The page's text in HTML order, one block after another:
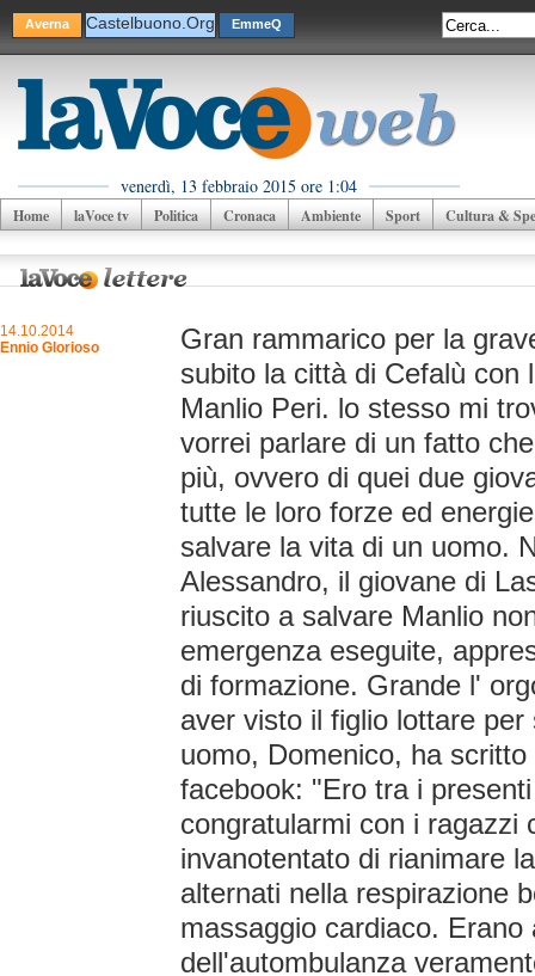
Averna Castelbuono.Org EmmeQ
venerdì, 13 febbraio 2015 ore 1:04
Home laVoce tv Politica Cronaca Ambiente Sport Cultura &
14.10.2014
Ennio Glorioso
Gran rammarico per la
subito la città di Cefalù con
Manlio Peri. lo stesso mi
vorrei parlare di un fatto
più, ovvero di quei due
tutte le loro forze ed
salvare la vita di un uomo.
Alessandro, il giovane di
riuscito a salvare Manlio
emergenza eseguite,
di formazione. Grande l'
aver visto il figlio lottare
uomo, Domenico, ha
facebook: "Ero tra i
congratularmi con i ragazzi
invanotentato di rianimare
alternati nella respirazione
massaggio cardiaco. Erano
dell'autombulanza